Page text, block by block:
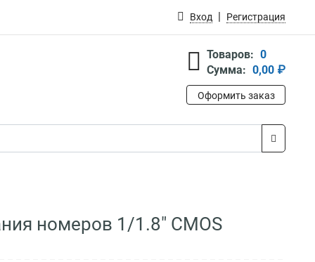
Вход Регистрация
Товаров: 0
Сумма: 0,00 ₽
Оформить заказ
номеров 1/1.8" CMOS